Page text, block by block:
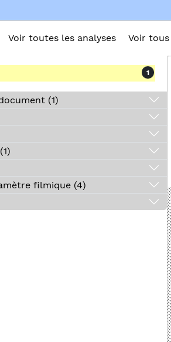
Voir toutes les analyses Voir
1
Auteur, autrice du document (1)
Année de parution (1)
Outil, procédé, paramètre filmique (4)